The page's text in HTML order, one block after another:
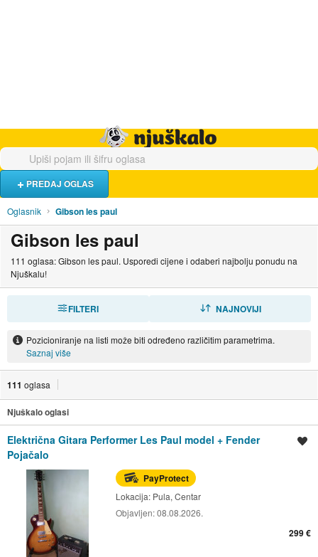
PREDAJ OGLAS
Oglasnik Gibson les paul
Gibson les paul
111 oglasa: Gibson les paul. Usporedi cijene i odaberi najbolju ponudu na
Njuškalu!
FILTERI NAJNOVIJI
Pozicioniranje na listi može biti određeno različitim parametrima.
Saznaj više
111 oglasa
Njuškalo oglasi
Električna Gitara Performer Les Paul model + Fender
Pojačalo
PayProtect
Lokacija: Pula, Centar
Objavljen:08.08.2026.
299 €